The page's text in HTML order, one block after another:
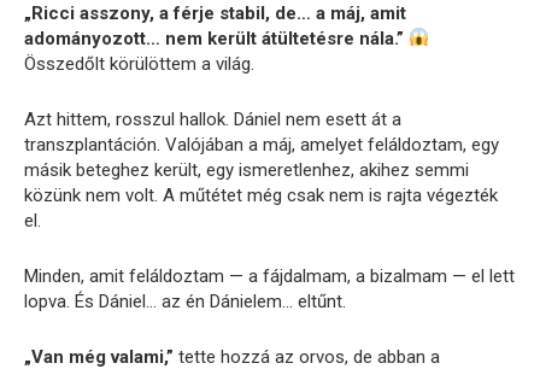
„Ricci asszony, a férje stabil, de… a máj, amit
adományozott… nem került átültetésre nála.”
Összedőlt körülöttem a világ.
Azt hittem, rosszul hallok. Dániel nem esett át a
transzplantáción. Valójában a máj, amelyet feláldoztam, egy
másik beteghez került, egy ismeretlenhez, akihez semmi
közünk nem volt. A műtétet még csak nem is rajta végezték
el.
Minden, amit feláldoztam — a fájdalmam, a bizalmam — el lett
lopva. És Dániel… az én Dánielem… eltűnt.
„Van még valami,” tette hozzá az orvos, de abban a